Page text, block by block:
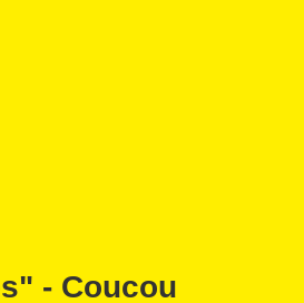
- Coucou